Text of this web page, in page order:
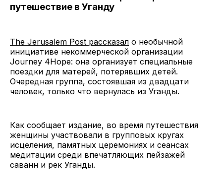
путешествие в Уганду
The Jerusalem Post рассказал о необычной
инициативе некоммерческой организации
Journey 4Hope: она организует специальные
поездки для матерей, потерявших детей.
Очередная группа, состоявшая из двадцати
человек, только что вернулась из Уганды.
Как сообщает издание, во время путешествия
женщины участвовали в групповых кругах
исцеления, памятных церемониях и сеансах
медитации среди впечатляющих пейзажей
саванн и рек Уганды.